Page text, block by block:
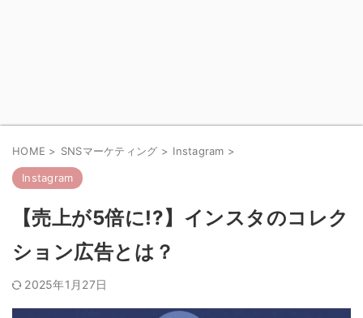
HOME > SNSマーケティング > Instagram >
Instagram
【売上が5倍に!?】インスタのコレク
ション広告とは？
2025年1月27日